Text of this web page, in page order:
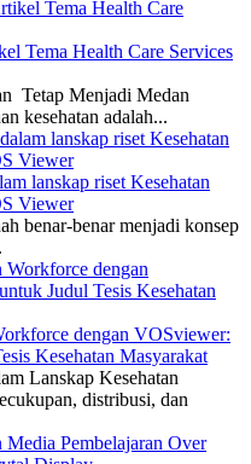
Tema Health Care Services
Tetap Menjadi Medan
kesehatan adalah...
lanskap riset Kesehatan
Viewer
benar-benar menjadi konsep
dengan VOSviewer:
Kesehatan Masyarakat
Lanskap Kesehatan
distribusi, dan